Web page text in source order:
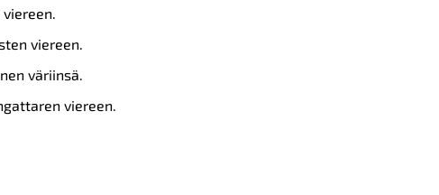
viereen.
väriinsä.
viereen.